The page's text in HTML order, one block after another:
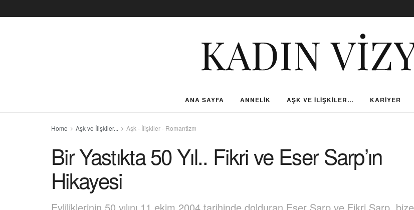
ANA SAYFA ANNELIK AŞK VE İLIŞKILER… KARIYER
Home Aşk ve İlişkiler... Aşk - İlişkiler - Romantizm
Bir Yastıkta 50 Yıl.. Fikri ve Eser Sarp’ın
Hikayesi